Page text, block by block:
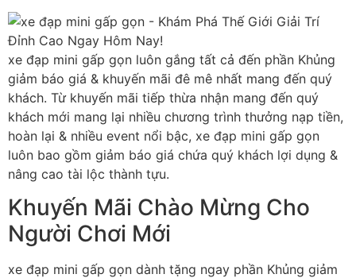
xe đạp mini gấp gọn luôn gắng tất cả đến phần Khủng
giảm báo giá & khuyến mãi đê mê nhất mang đến quý
khách. Từ khuyến mãi tiếp thừa nhận mang đến quý
khách mới mang lại nhiều chương trình thưởng nạp tiền,
hoàn lại & nhiều event nổi bậc, xe đạp mini gấp gọn
luôn bao gồm giảm báo giá chứa quý khách lợi dụng &
nâng cao tài lộc thành tựu.
Khuyến Mãi Chào Mừng Cho
Người Chơi Mới
xe đạp mini gấp gọn dành tặng ngay phần Khủng giảm